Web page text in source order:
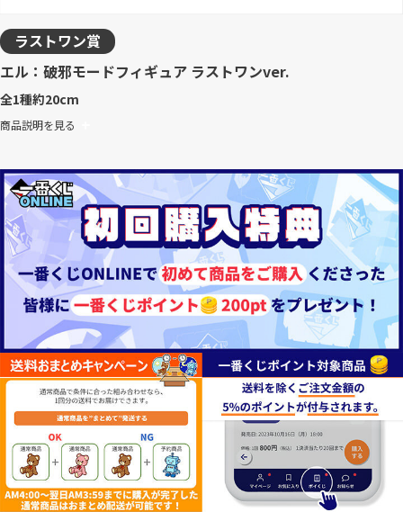
ラストワン賞
エル：破邪モードフィギュア ラストワンver.
全1種約20cm
商品説明を見る